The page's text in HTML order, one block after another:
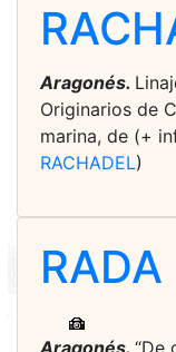
Aragonés.
Originarios de
marina, de (+
RACHADEL)
RADA
Aragonés. “De